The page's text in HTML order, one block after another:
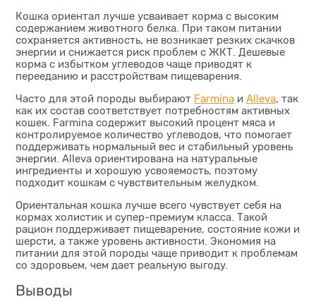
Кошка ориентал лучше усваивает корма с высоким
содержанием животного белка. При таком питании
сохраняется активность, не возникает резких скачков
энергии и снижается риск проблем с ЖКТ. Дешевые
корма с избытком углеводов чаще приводят к
перееданию и расстройствам пищеварения.
Часто для этой породы выбирают Farmina и Alleva, так
как их состав соответствует потребностям активных
кошек. Farmina содержит высокий процент мяса и
контролируемое количество углеводов, что помогает
поддерживать нормальный вес и стабильный уровень
энергии. Alleva ориентирована на натуральные
ингредиенты и хорошую усвояемость, поэтому
подходит кошкам с чувствительным желудком.
Ориентальная кошка лучше всего чувствует себя на
кормах холистик и супер-премиум класса. Такой
рацион поддерживает пищеварение, состояние кожи и
шерсти, а также уровень активности. Экономия на
питании для этой породы чаще приводит к проблемам
со здоровьем, чем дает реальную выгоду.
Выводы